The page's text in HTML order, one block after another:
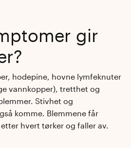
gir
hodepine, hovne lymfeknuter
vannkopper), tretthet og
Stivhet og
komme. Blemmene får
hvert tørker og faller av.